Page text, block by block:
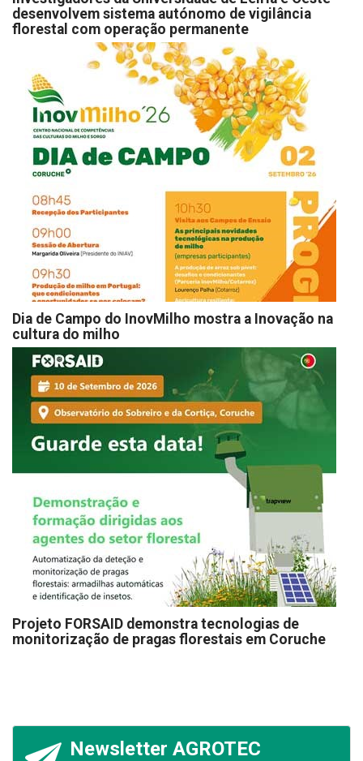
desenvolvem sistema autónomo de vigilância
florestal com operação permanente
Dia de Campo do InovMilho mostra a Inovação na
cultura do milho
Projeto FORSAID demonstra tecnologias de
monitorização de pragas florestais em Coruche
Newsletter AGROTEC